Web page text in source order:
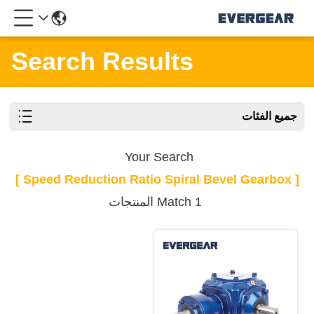
Search Results
جميع الفئات
Your Search
[ Speed Reduction Ratio Spiral Bevel Gearbox ]